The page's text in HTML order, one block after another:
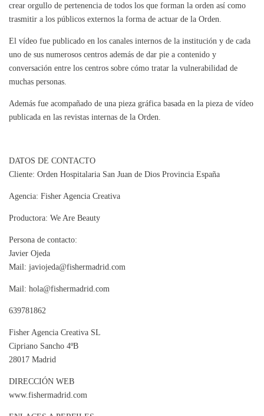
crear orgullo de pertenencia de todos los que forman la orden así como
trasmitir a los públicos externos la forma de actuar de la Orden.
El vídeo fue publicado en los canales internos de la institución y de cada
uno de sus numerosos centros además de dar pie a contenido y
conversación entre los centros sobre cómo tratar la vulnerabilidad de
muchas personas.
Además fue acompañado de una pieza gráfica basada en la pieza de vídeo
publicada en las revistas internas de la Orden.
DATOS DE CONTACTO
Cliente: Orden Hospitalaria San Juan de Dios Provincia España
Agencia: Fisher Agencia Creativa
Productora: We Are Beauty
Persona de contacto:
Javier Ojeda
Mail: javiojeda@fishermadrid.com
Mail: hola@fishermadrid.com
639781862
Fisher Agencia Creativa SL
Cipriano Sancho 4ºB
28017 Madrid
DIRECCIÓN WEB
www.fishermadrid.com